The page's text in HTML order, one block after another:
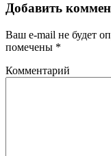
Добавить
Ваш e-mail не будет
помечены *
Комментарий